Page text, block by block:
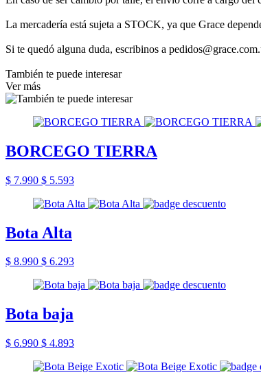
La mercadería está sujeta a STOCK, ya que Grace
Si te quedó alguna duda, escribinos a
También te puede interesar
Ver más
BORCEGO TIERRA
$ 7.990 $ 5.593
Bota Alta
$ 8.990 $ 6.293
Bota baja
$ 6.990 $ 4.893